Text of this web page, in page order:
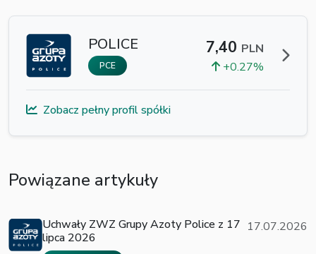
POLICE
PCE
7,40 PLN
+0.27%
Zobacz pełny profil spółki
Powiązane artykuły
Uchwały ZWZ Grupy Azoty Police z 17
lipca 2026
17.07.2026